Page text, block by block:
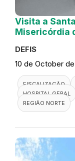
Visita a
Misericórdia
DEFIS
10 de October
FISCALIZAÇÃO
HOSPITAL GERAL
REGIÃO NORTE